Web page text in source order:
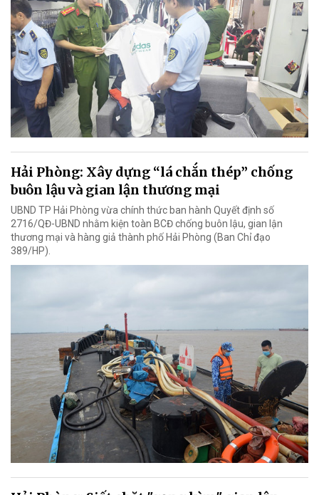
Hải Phòng: Xây dựng “lá chắn thép” chống
buôn lậu và gian lận thương mại
UBND TP Hải Phòng vừa chính thức ban hành Quyết định số
2716/QĐ-UBND nhằm kiện toàn BCĐ chống buôn lậu, gian lận
thương mại và hàng giả thành phố Hải Phòng (Ban Chỉ đạo
389/HP).